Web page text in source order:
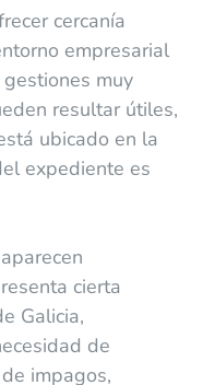
cercanía
empresarial
muy
resultar útiles,
ubicado en la
expediente es
cierta
Galicia,
de
impagos,